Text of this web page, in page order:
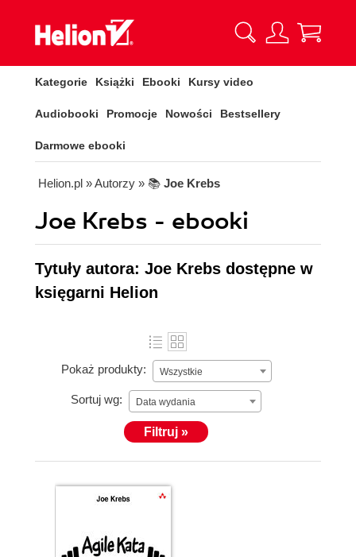
Kategorie Książki Ebooki Kursy video
Audiobooki Promocje Nowości Bestsellery
Darmowe ebooki
Helion.pl » Autorzy » 📚 Joe Krebs
Joe Krebs - ebooki
Tytuły autora: Joe Krebs dostępne w
księgarni Helion
Pokaż produkty: Wszystkie
Sortuj wg: Data wydania
Filtruj »